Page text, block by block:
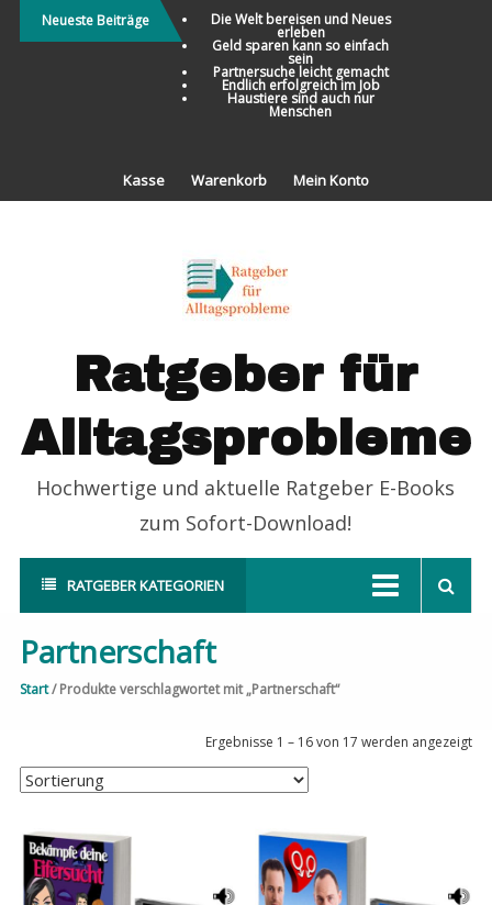
Direkt
zum
Neueste Beiträge Die Welt bereisen und Neues
erleben
Geld sparen kann so einfach
sein
Partnersuche leicht gemacht
Endlich erfolgreich im Job
Haustiere sind auch nur
Menschen
Kasse Warenkorb Mein Konto
Ratgeber für
Alltagsprobleme
Hochwertige und aktuelle Ratgeber E-Books
zum Sofort-Download!
RATGEBER KATEGORIEN
Partnerschaft
Start/ Produkte verschlagwortet mit „Partnerschaft“
Ergebnisse 1 – 16 von 17 werden angezeigt